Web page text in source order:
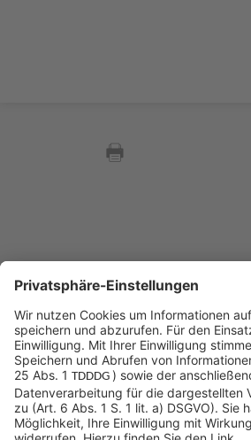
Sycor Kontakt
info@sycor.de
+49 551 490 0